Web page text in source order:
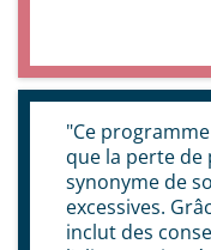
"Ce
que la perte
synonyme de
excessives.
inclut des